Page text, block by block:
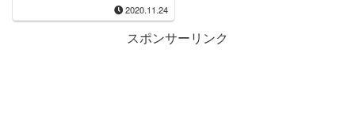
2020.11.24
スポンサーリンク